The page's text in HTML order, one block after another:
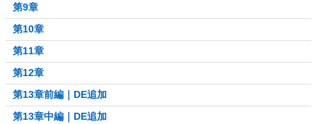
第9章
第10章
第11章
第12章
第13章前編｜DE追加
第13章中編｜DE追加